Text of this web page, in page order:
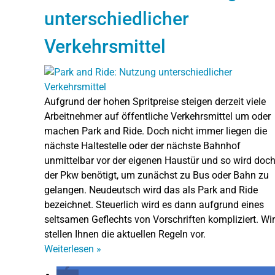
unterschiedlicher
Verkehrsmittel
Aufgrund der hohen Spritpreise steigen derzeit viele
Arbeitnehmer auf öffentliche Verkehrsmittel um oder
machen Park and Ride. Doch nicht immer liegen die
nächste Haltestelle oder der nächste Bahnhof
unmittelbar vor der eigenen Haustür und so wird doch
der Pkw benötigt, um zunächst zu Bus oder Bahn zu
gelangen. Neudeutsch wird das als Park and Ride
bezeichnet. Steuerlich wird es dann aufgrund eines
seltsamen Geflechts von Vorschriften kompliziert. Wir
stellen Ihnen die aktuellen Regeln vor.
Weiterlesen »